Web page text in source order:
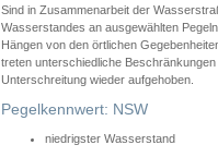
Sind in Zusammenarbeit der
Wasserstandes an ausgewählten
Hängen von den örtlichen
treten unterschiedliche
Unterschreitung wieder aufgehoben.
Pegelkennwert: NSW
niedrigster Wasserstand